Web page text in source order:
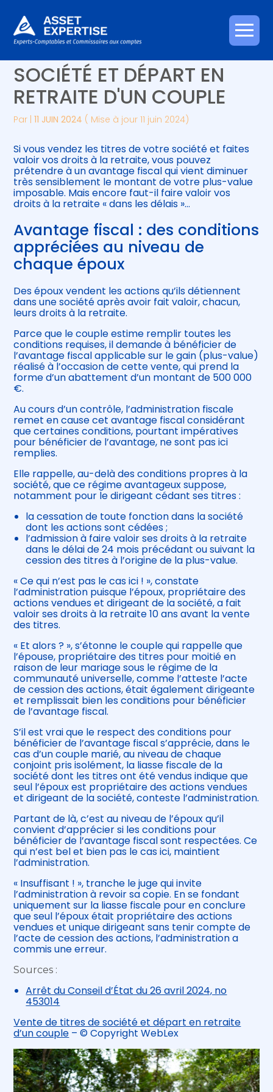
Aller
au
Créer et reprendre une activité
Gérer votre quotidien
Piloter votre entreprise
Développer votre entreprise
Construire votre patrimoine
Être prêt pour la facturation
électronique
Piloter votre gestion
Suivre votre comptabilité
Gérer vos ressources humaines
VENTE DE TITRES DE
SOCIÉTÉ ET DÉPART EN
RETRAITE D'UN COUPLE
Par |11 JUIN 2024 ( Mise à jour 11 juin 2024)
Si vous vendez les titres de votre société et faites
valoir vos droits à la retraite, vous pouvez
prétendre à un avantage fiscal qui vient diminuer
très sensiblement le montant de votre plus-value
imposable. Mais encore faut-il faire valoir vos
droits à la retraite « dans les délais »…
Avantage fiscal : des conditions
appréciées au niveau de
chaque époux
Des époux vendent les actions qu’ils détiennent
dans une société après avoir fait valoir, chacun,
leurs droits à la retraite.
Parce que le couple estime remplir toutes les
conditions requises, il demande à bénéficier de
l’avantage fiscal applicable sur le gain (plus-value)
réalisé à l’occasion de cette vente, qui prend la
forme d’un abattement d’un montant de 500 000
€.
Au cours d’un contrôle, l’administration fiscale
remet en cause cet avantage fiscal considérant
que certaines conditions, pourtant impératives
pour bénéficier de l’avantage, ne sont pas ici
remplies.
Elle rappelle, au-delà des conditions propres à la
société, que ce régime avantageux suppose,
notamment pour le dirigeant cédant ses titres :
la cessation de toute fonction dans la société
dont les actions sont cédées ;
l’admission à faire valoir ses droits à la retraite
dans le délai de 24 mois précédant ou suivant la
cession des titres à l’origine de la plus-value.
« Ce qui n’est pas le cas ici ! », constate
l’administration puisque l’époux, propriétaire des
actions vendues et dirigeant de la société, a fait
valoir ses droits à la retraite 10 ans avant la vente
des titres.
« Et alors ? », s’étonne le couple qui rappelle que
l’épouse, propriétaire des titres pour moitié en
raison de leur mariage sous le régime de la
communauté universelle, comme l’atteste l’acte
de cession des actions, était également dirigeante
et remplissait bien les conditions pour bénéficier
de l’avantage fiscal.
S’il est vrai que le respect des conditions pour
bénéficier de l’avantage fiscal s’apprécie, dans le
cas d’un couple marié, au niveau de chaque
conjoint pris isolément, la liasse fiscale de la
société dont les titres ont été vendus indique que
seul l’époux est propriétaire des actions vendues
et dirigeant de la société, conteste l’administration.
Partant de là, c’est au niveau de l’époux qu’il
convient d’apprécier si les conditions pour
bénéficier de l’avantage fiscal sont respectées. Ce
qui n’est bel et bien pas le cas ici, maintient
l’administration.
« Insuffisant ! », tranche le juge qui invite
l’administration à revoir sa copie. En se fondant
uniquement sur la liasse fiscale pour en conclure
que seul l’époux était propriétaire des actions
vendues et unique dirigeant sans tenir compte de
l’acte de cession des actions, l’administration a
commis une erreur.
Sources :
Arrêt du Conseil d’État du 26 avril 2024, no
453014
Vente de titres de société et départ en retraite
d’un couple – © Copyright WebLex